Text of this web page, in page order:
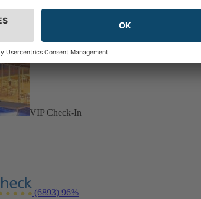
VIP Check-In
(6893) 96%